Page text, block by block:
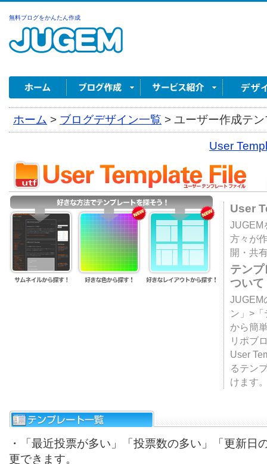
無料ブログをかんたん作成
ホーム > ブログデザイン一覧 > ユーザー作成テ
User
User
JUGEM
方々が
開・共
テン
ついて
JUGEM
ン」>
から簡
リポブ
User
るテン
けます
・「最近投票が多い」「投票数の多い」「更新日
更できます。